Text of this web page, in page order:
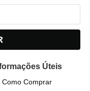
Úteis
Como Comprar